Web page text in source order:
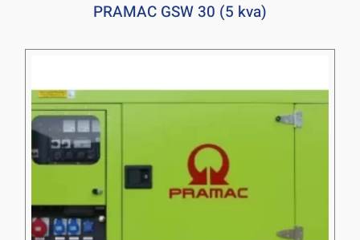
PRAMAC GSW 30 (5 kva)